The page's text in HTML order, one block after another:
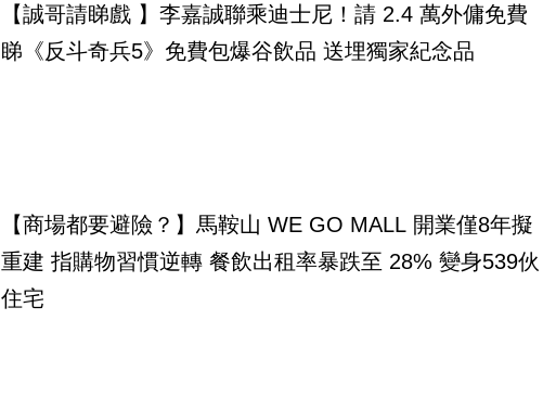
【誠哥請睇戲 】李嘉誠聯乘迪士尼！請 2.4 萬外傭免費
睇《反斗奇兵5》免費包爆谷飲品 送埋獨家紀念品
【商場都要避險？】馬鞍山 WE GO MALL 開業僅8年擬
重建 指購物習慣逆轉 餐飲出租率暴跌至 28% 變身539伙
住宅